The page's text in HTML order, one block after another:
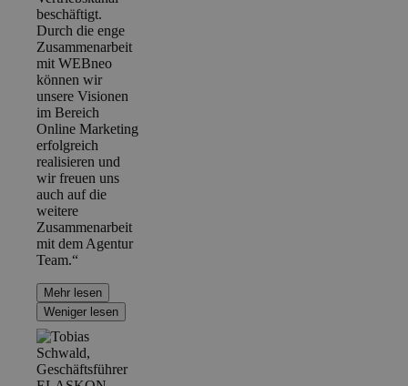
beschäftigt.
Durch die enge
Zusammenarbeit
mit WEBneo
können wir
unsere Visionen
im Bereich
Online Marketing
erfolgreich
realisieren und
wir freuen uns
auch auf die
weitere
Zusammenarbeit
mit dem Agentur
Team.“
Mehr lesen
Weniger lesen